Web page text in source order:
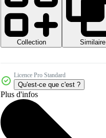
Collection
Similaire
Licence Pro Standard
Qu'est-ce que c'est ?
Plus d'infos